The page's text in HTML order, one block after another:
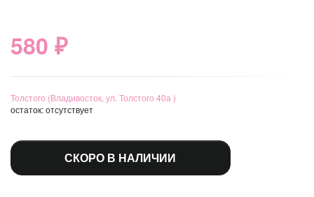
580 ₽
Толстого (Владивосток, ул. Толстого 40а )
остаток:отсутствует
СКОРО В НАЛИЧИИ